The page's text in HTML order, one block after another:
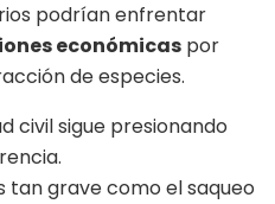
podrían enfrentar
económicas por
de especies.
civil sigue presionando
tan grave como el saqueo